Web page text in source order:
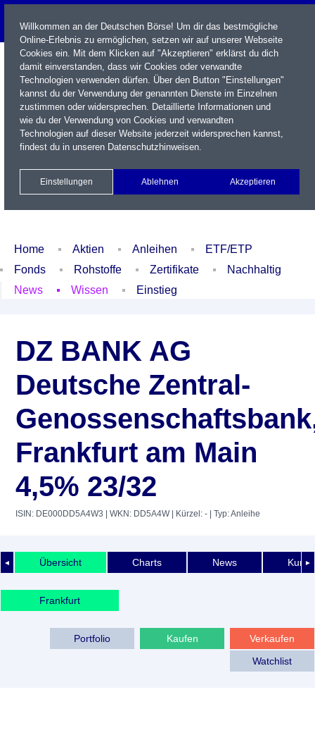
Name / WKN / ISIN / Kürzel
Newsletter Kontakt
Xetra Realtime
Watchlist Portfolio Login
Home Aktien Anleihen
ETF/ETP
Fonds
Rohstoffe Zertifikate
Nachhaltig
News
Wissen Einstieg
DZ BANK AG
Deutsche Zentral-
Frankfurt am Main
4,5% 23/32
ISIN: DE000DD5A4W3 | WKN: DD5A4W| Kürzel: - | Typ: Anleihe
◄ ►
Übersicht Charts News
Frankfurt
Verkaufen
Kaufen
Portfolio
Watchlist
Willkommen an der Deutschen Börse! Um dir das bestmögliche
Online-Erlebnis zu ermöglichen, setzen wir auf unserer Webseite
Cookies ein. Mit dem Klicken auf "Akzeptieren" erklärst du dich
damit einverstanden, dass wir Cookies oder verwandte
Technologien verwenden dürfen. Über den Button "Einstellungen"
kannst du der Verwendung der genannten Dienste im Einzelnen
zustimmen oder widersprechen. Detaillierte Informationen und
wie du der Verwendung von Cookies und verwandten
Technologien auf dieser Website jederzeit widersprechen kannst,
findest du in unseren Datenschutzhinweisen.
Einstellungen Ablehnen Akzeptieren